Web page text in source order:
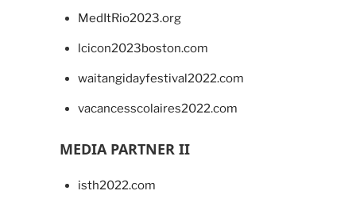
MedItRio2023.org
lcicon2023boston.com
waitangidayfestival2022.com
vacancesscolaires2022.com
MEDIA PARTNER II
isth2022.com